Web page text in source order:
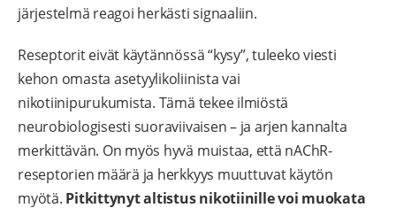
järjestelmä reagoi herkästi signaaliin.
Reseptorit eivät käytännössä “kysy”, tuleeko viesti
kehon omasta asetyylikoliinista vai
nikotiinipurukumista. Tämä tekee ilmiöstä
neurobiologisesti suoraviivaisen – ja arjen kannalta
merkittävän. On myös hyvä muistaa, että nAChR-
reseptorien määrä ja herkkyys muuttuvat käytön
myötä. Pitkittynyt altistus nikotiinille voi muokata